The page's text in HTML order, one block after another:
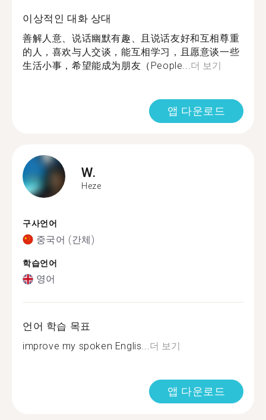
이상적인 대화 상대
善解人意、说话幽默有趣、且说话友好和互相尊重
的人，喜欢与人交谈，能互相学习，且愿意谈一些
生活小事，希望能成为朋友（People...더 보기
앱 다운로드
W.
Heze
구사언어
중국어 (간체)
학습언어
영어
언어 학습 목표
improve my spoken Englis...더 보기
앱 다운로드